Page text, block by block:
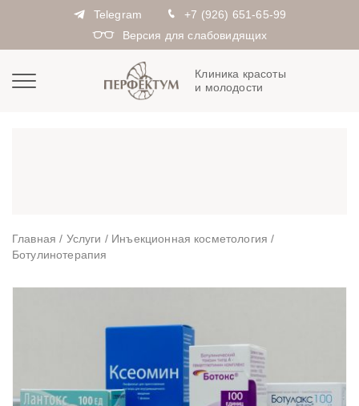
Telegram
+7 (926) 651-65-99
Версия для слабовидящих
Клиника красоты
и молодости
Главная / Услуги / Инъекционная косметология /
Ботулинотерапия